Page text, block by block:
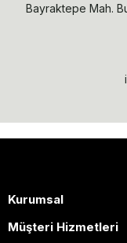
Bayraktepe Mah.
Kurumsal
Müşteri Hizmetleri